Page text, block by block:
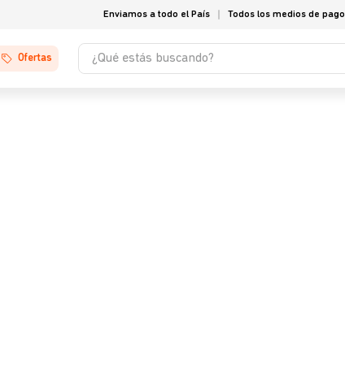
Enviamos a todo el País Todos los medios de pago
Ofertas
¿Qué estás buscando?